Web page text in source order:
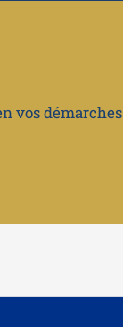
vos démarches